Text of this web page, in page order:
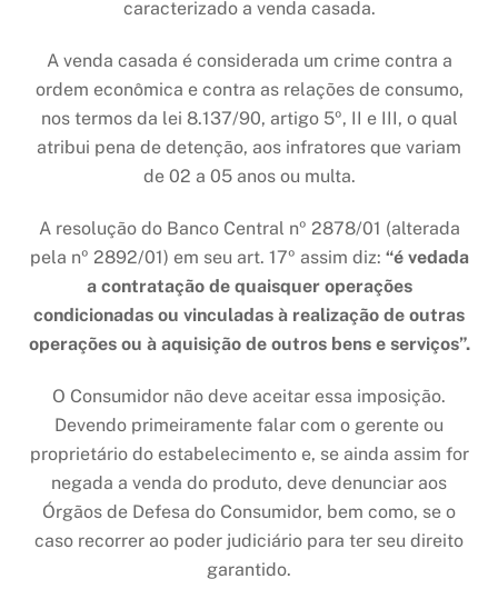
caracterizado a venda casada.
A venda casada é considerada um crime contra a
ordem econômica e contra as relações de consumo,
nos termos da lei 8.137/90, artigo 5º, II e III, o qual
atribui pena de detenção, aos infratores que variam
de 02 a 05 anos ou multa.
A resolução do Banco Central nº 2878/01 (alterada
pela nº 2892/01) em seu art. 17º assim diz: “é vedada
a contratação de quaisquer operações
condicionadas ou vinculadas à realização de outras
operações ou à aquisição de outros bens e serviços”.
O Consumidor não deve aceitar essa imposição.
Devendo primeiramente falar com o gerente ou
proprietário do estabelecimento e, se ainda assim for
negada a venda do produto, deve denunciar aos
Órgãos de Defesa do Consumidor, bem como, se o
caso recorrer ao poder judiciário para ter seu direito
garantido.